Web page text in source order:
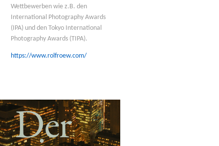
Wettbewerben wie z.B. den
International Photography Awards
(IPA) und den Tokyo International
Photography Awards (TIPA).
https://www.rolfroew.com/